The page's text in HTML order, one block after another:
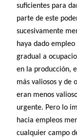
suficientes para
parte de este
sucesivamente
haya dado empleo
gradual a
en la producción,
más valiosos y de
eran menos
urgente. Pero lo
hacia empleos
cualquier campo